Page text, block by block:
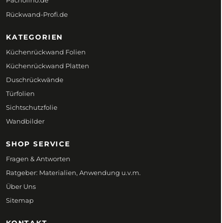
Rückwand-Profi.de
KATEGORIEN
Küchenrückwand Folien
Küchenrückwand Platten
Duschrückwände
Türfolien
Sichtschutzfolie
Wandbilder
SHOP SERVICE
Fragen & Antworten
Ratgeber: Materialien, Anwendung u.v.m.
Über Uns
Sitemap